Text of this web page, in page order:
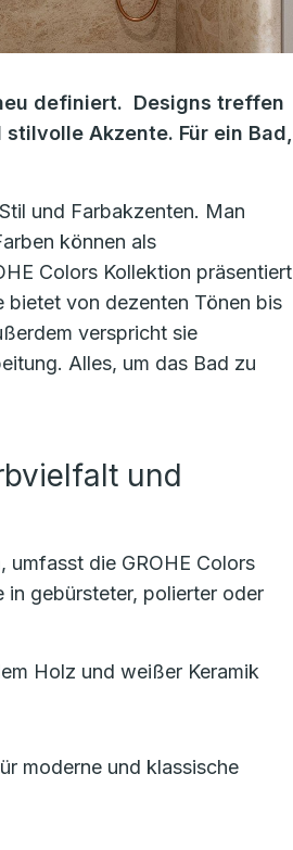
definiert. Designs treffen
Akzente. Für ein Bad,
und Farbakzenten. Man
können als
Colors Kollektion präsentiert
bietet von dezenten Tönen bis
verspricht sie
Alles, um das Bad zu
und
die GROHE Colors
in gebürsteter, polierter oder
Holz und weißer Keramik
moderne und klassische